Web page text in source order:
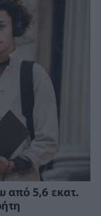
από 5,6 εκατ.